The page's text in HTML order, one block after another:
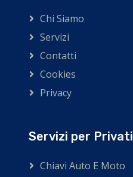
Chi Siamo
Servizi
Contatti
Cookies
Privacy
Servizi per Privati
Chiavi Auto E Moto